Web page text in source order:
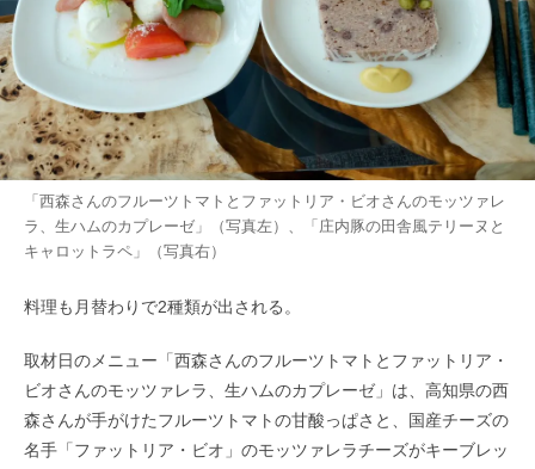
「西森さんのフルーツトマトとファットリア・ビオさんのモッツァレ
ラ、生ハムのカプレーゼ」（写真左）、「庄内豚の田舎風テリーヌと
キャロットラペ」（写真右）
料理も月替わりで2種類が出される。
取材日のメニュー「西森さんのフルーツトマトとファットリア・
ビオさんのモッツァレラ、生ハムのカプレーゼ」は、高知県の西
森さんが手がけたフルーツトマトの甘酸っぱさと、国産チーズの
名手「ファットリア・ビオ」のモッツァレラチーズがキーブレッ